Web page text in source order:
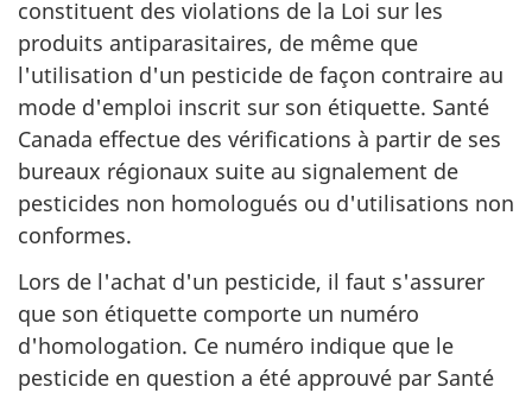
constituent des violations de la Loi sur les
produits antiparasitaires, de même que
l'utilisation d'un pesticide de façon contraire au
mode d'emploi inscrit sur son étiquette. Santé
Canada effectue des vérifications à partir de ses
bureaux régionaux suite au signalement de
pesticides non homologués ou d'utilisations non
conformes.
Lors de l'achat d'un pesticide, il faut s'assurer
que son étiquette comporte un numéro
d'homologation. Ce numéro indique que le
pesticide en question a été approuvé par Santé